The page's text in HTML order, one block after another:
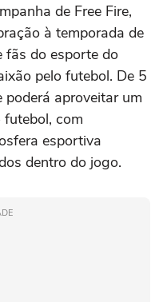
de Free Fire,
à temporada de
fãs do esporte do
pelo futebol. De 5
aproveitar um
com
esportiva
dentro do jogo.